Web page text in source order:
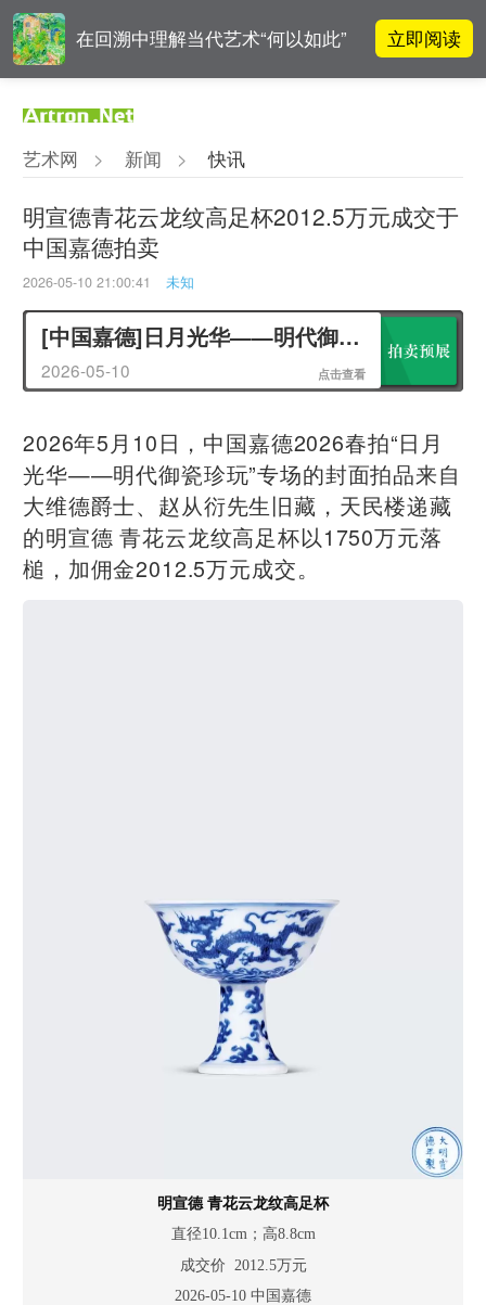
在回溯中理解当代艺术“何以如此” 立即阅读
影响力榜单
李铁夫冯钢百领衔 作为群体的早期
粤籍留美艺术家
翟莫梵：绘画少年的广阔天空
艺术网 > 新闻 > 快讯
明宣德青花云龙纹高足杯2012.5万元成交于
中国嘉德拍卖
2026-05-10 21:00:41 未知
[中国嘉德]日月光华——明代御瓷珍玩
2026-05-10 点击查看
2026年5月10日，中国嘉德2026春拍“日月
光华——明代御瓷珍玩”专场的封面拍品来自
大维德爵士、赵从衍先生旧藏，天民楼递藏
的明宣德 青花云龙纹高足杯以1750万元落
槌，加佣金2012.5万元成交。
明宣德 青花云龙纹高足杯
直径10.1cm；高8.8cm
成交价 2012.5万元
2026-05-10 中国嘉德